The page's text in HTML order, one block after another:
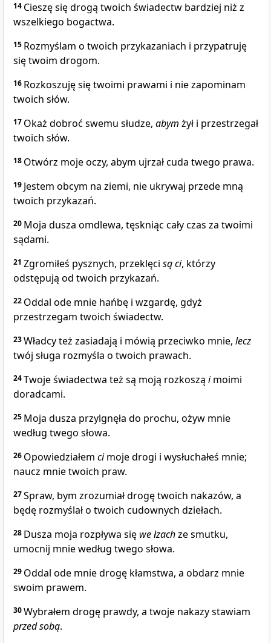
14 Cieszę się drogą twoich świadectw bardziej niż z
wszelkiego bogactwa.
15 Rozmyślam o twoich przykazaniach i przypatruję
się twoim drogom.
16 Rozkoszuję się twoimi prawami i nie zapominam
twoich słów.
17 Okaż dobroć swemu słudze, abym żył i przestrzegał
twoich słów.
18 Otwórz moje oczy, abym ujrzał cuda twego prawa.
19 Jestem obcym na ziemi, nie ukrywaj przede mną
twoich przykazań.
20 Moja dusza omdlewa, tęskniąc cały czas za twoimi
sądami.
21 Zgromiłeś pysznych, przeklęci sąci, którzy
odstępują od twoich przykazań.
22 Oddal ode mnie hańbę i wzgardę, gdyż
przestrzegam twoich świadectw.
23Władcy też zasiadają i mówią przeciwko mnie, lecz
twój sługa rozmyśla o twoich prawach.
24Twoje świadectwa też są moją rozkoszą imoimi
doradcami.
25 Moja dusza przylgnęła do prochu, ożyw mnie
według twego słowa.
26 Opowiedziałem cimoje drogi i wysłuchałeś mnie;
naucz mnie twoich praw.
27Spraw, bym zrozumiał drogę twoich nakazów, a
będę rozmyślał o twoich cudownych dziełach.
28 Dusza moja rozpływa się wełzachze smutku,
umocnij mnie według twego słowa.
29 Oddal ode mnie drogę kłamstwa, a obdarz mnie
swoim prawem.
30Wybrałem drogę prawdy, a twoje nakazy stawiam
przedsobą.